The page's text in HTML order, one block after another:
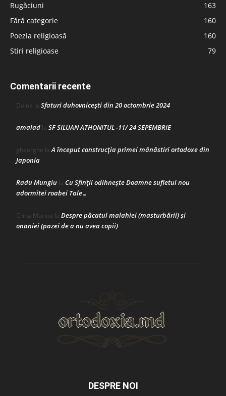
Rugăciuni
163
Fără categorie
160
Poezia religioasă
160
Stiri religioase
79
Comentarii recente
Doina la Sfaturi duhovnicești din 20 octombrie 2024
amalad la SF SILUAN ATHONITUL -11/ 24 SEPEMBRIE
gheorghe laA început construcţia primei mănăstiri ortodoxe din
Japonia
Radu Mungiu la Cu Sfinții odihnește Doamne sufletul nou
adormitei roabei Tale…
Crina Marina la Despre păcatul malahiei (masturbării) şi
onaniei (pazei de a nu avea copii)
DESPRE NOI